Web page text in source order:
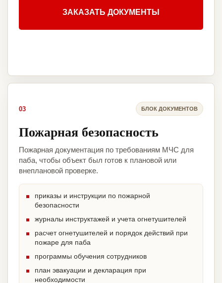
ЗАКАЗАТЬ ДОКУМЕНТЫ
03 БЛОК ДОКУМЕНТОВ
Пожарная безопасность
Пожарная документация по требованиям МЧС для
паба, чтобы объект был готов к плановой или
внеплановой проверке.
приказы и инструкции по пожарной
безопасности
журналы инструктажей и учета огнетушителей
расчет огнетушителей и порядок действий при
пожаре для паба
программы обучения сотрудников
план эвакуации и декларация при
необходимости